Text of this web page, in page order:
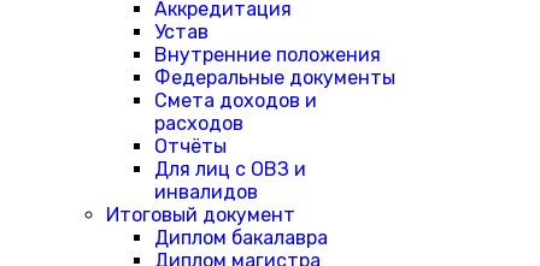
Аккредитация
Устав
Внутренние положения
Федеральные документы
Смета доходов и
расходов
Отчёты
Для лиц с ОВЗ и
инвалидов
Итоговый документ
Диплом бакалавра
Диплом магистра